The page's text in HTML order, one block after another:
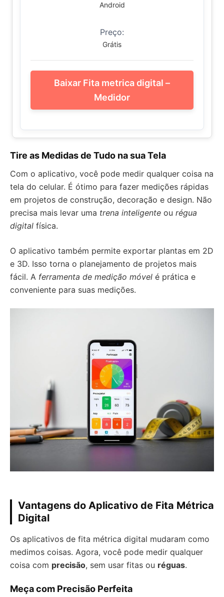
Android
Preço:
Grátis
Baixar Fita metrica digital –
Medidor
Tire as Medidas de Tudo na sua Tela
Com o aplicativo, você pode medir qualquer coisa na
tela do celular. É ótimo para fazer medições rápidas
em projetos de construção, decoração e design. Não
precisa mais levar uma trena inteligente ou régua
digital física.
O aplicativo também permite exportar plantas em 2D
e 3D. Isso torna o planejamento de projetos mais
fácil. A ferramenta de medição móvel é prática e
conveniente para suas medições.
Vantagens do Aplicativo de Fita Métrica
Digital
Os aplicativos de fita métrica digital mudaram como
medimos coisas. Agora, você pode medir qualquer
coisa com precisão, sem usar fitas ou réguas.
Meça com Precisão Perfeita